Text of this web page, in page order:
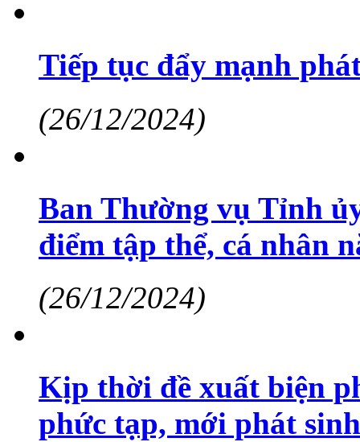
Tiếp tục đẩy mạnh
(26/12/2024)
Ban Thường vụ Tỉnh
điểm tập thể, cá nhân
(26/12/2024)
Kịp thời đề xuất biện
phức tạp, mới phát sinh